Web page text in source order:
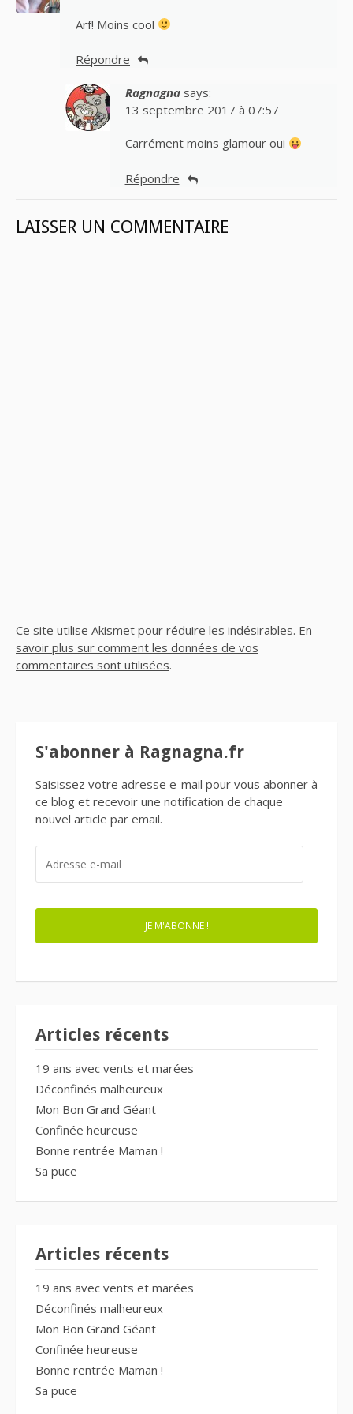
Arf! Moins cool
Répondre
Ragnagna says:
13 septembre 2017 à 07:57
Carrément moins glamour oui
Répondre
LAISSER UN COMMENTAIRE
Ce site utilise Akismet pour réduire les indésirables. En
savoir plus sur comment les données de vos
commentaires sont utilisées.
S'abonner à Ragnagna.fr
Saisissez votre adresse e-mail pour vous abonner à
ce blog et recevoir une notification de chaque
nouvel article par email.
MAIL
JE M'ABONNE !
Articles récents
19 ans avec vents et marées
Déconfinés malheureux
Mon Bon Grand Géant
Confinée heureuse
Bonne rentrée Maman !
Sa puce
Articles récents
19 ans avec vents et marées
Déconfinés malheureux
Mon Bon Grand Géant
Confinée heureuse
Bonne rentrée Maman !
Sa puce